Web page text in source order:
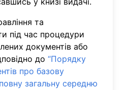
та
під час процедури
документів або
до “Порядку
про базову
загальну середню